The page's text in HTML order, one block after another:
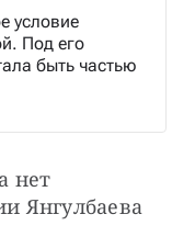
условие
Под его
быть частью
нет
Янгулбаева